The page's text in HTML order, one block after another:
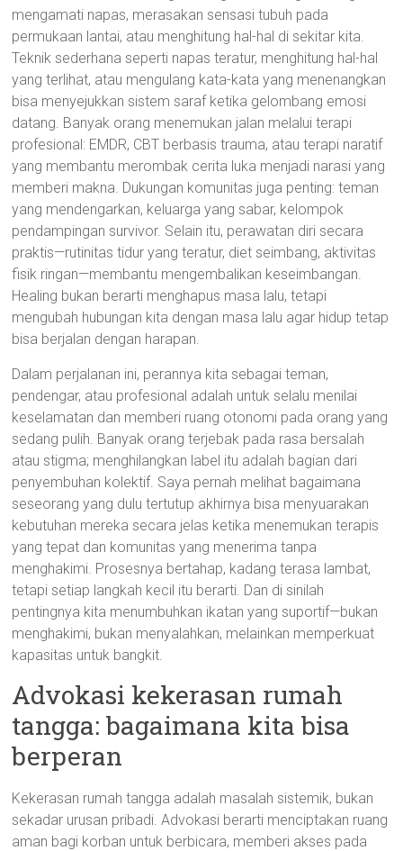
mengamati napas, merasakan sensasi tubuh pada
permukaan lantai, atau menghitung hal-hal di sekitar kita.
Teknik sederhana seperti napas teratur, menghitung hal-hal
yang terlihat, atau mengulang kata-kata yang menenangkan
bisa menyejukkan sistem saraf ketika gelombang emosi
datang. Banyak orang menemukan jalan melalui terapi
profesional: EMDR, CBT berbasis trauma, atau terapi naratif
yang membantu merombak cerita luka menjadi narasi yang
memberi makna. Dukungan komunitas juga penting: teman
yang mendengarkan, keluarga yang sabar, kelompok
pendampingan survivor. Selain itu, perawatan diri secara
praktis—rutinitas tidur yang teratur, diet seimbang, aktivitas
fisik ringan—membantu mengembalikan keseimbangan.
Healing bukan berarti menghapus masa lalu, tetapi
mengubah hubungan kita dengan masa lalu agar hidup tetap
bisa berjalan dengan harapan.
Dalam perjalanan ini, perannya kita sebagai teman,
pendengar, atau profesional adalah untuk selalu menilai
keselamatan dan memberi ruang otonomi pada orang yang
sedang pulih. Banyak orang terjebak pada rasa bersalah
atau stigma; menghilangkan label itu adalah bagian dari
penyembuhan kolektif. Saya pernah melihat bagaimana
seseorang yang dulu tertutup akhirnya bisa menyuarakan
kebutuhan mereka secara jelas ketika menemukan terapis
yang tepat dan komunitas yang menerima tanpa
menghakimi. Prosesnya bertahap, kadang terasa lambat,
tetapi setiap langkah kecil itu berarti. Dan di sinilah
pentingnya kita menumbuhkan ikatan yang suportif—bukan
menghakimi, bukan menyalahkan, melainkan memperkuat
kapasitas untuk bangkit.
Advokasi kekerasan rumah
tangga: bagaimana kita bisa
berperan
Kekerasan rumah tangga adalah masalah sistemik, bukan
sekadar urusan pribadi. Advokasi berarti menciptakan ruang
aman bagi korban untuk berbicara, memberi akses pada